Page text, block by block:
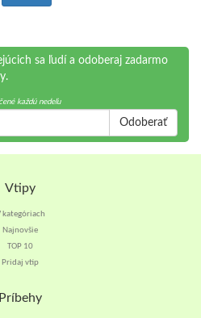
sa ľudí a odoberaj zadarmo
každú nedeľu
Odoberať
Vtipy
kategóriach
Najnovšie
TOP 10
Pridaj vtip
Príbehy